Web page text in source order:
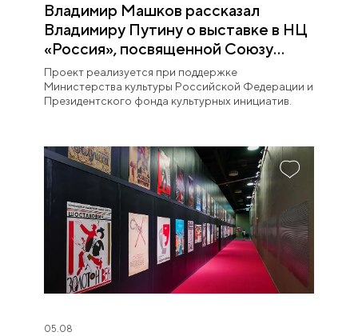
Владимир Машков рассказал
Владимиру Путину о выставке в НЦ
«Россия», посвященной Союзу
театральных деятелей
Проект реализуется при поддержке
Министерства культуры Российской Федерации и
Президентского фонда культурных инициатив.
05.08